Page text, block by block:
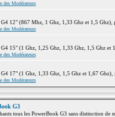
des Modérateurs
12" (867 Mhz, 1 Ghz, 1,33 Ghz et 1,5 Ghz),
des Modérateurs
15" (1 Ghz, 1,25 Ghz, 1,33 Ghz, 1,5 Ghz et
des Modérateurs
17" (1 Ghz, 1,33 Ghz, 1,5 Ghz et 1,67 Ghz),
des Modérateurs
G3
tous les PowerBook G3 sans distinction de